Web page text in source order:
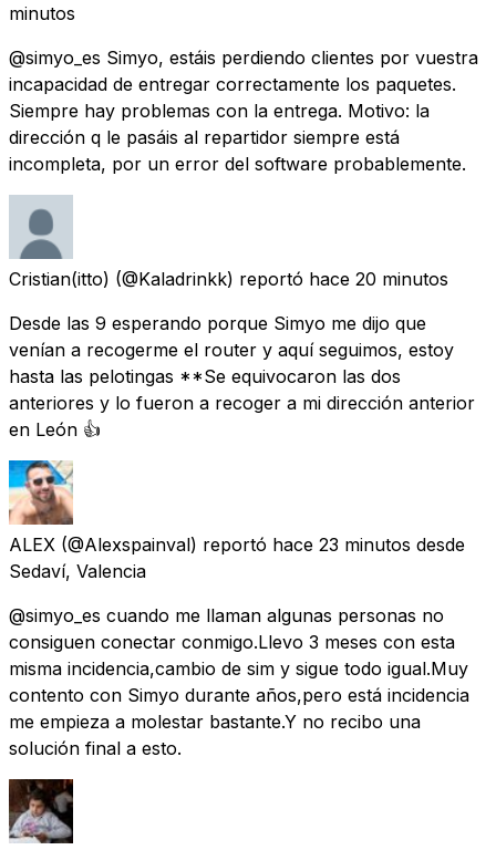
minutos
@simyo_es Simyo, estáis perdiendo clientes por vuestra
incapacidad de entregar correctamente los paquetes.
Siempre hay problemas con la entrega. Motivo: la
dirección q le pasáis al repartidor siempre está
incompleta, por un error del software probablemente.
Cristian(itto) (@Kaladrinkk) reportó hace 20 minutos
Desde las 9 esperando porque Simyo me dijo que
venían a recogerme el router y aquí seguimos, estoy
hasta las pelotingas **Se equivocaron las dos
anteriores y lo fueron a recoger a mi dirección anterior
en León 👍
ALEX (@Alexspainval) reportó hace 23 minutos desde
Sedaví, Valencia
@simyo_es cuando me llaman algunas personas no
consiguen conectar conmigo.Llevo 3 meses con esta
misma incidencia,cambio de sim y sigue todo igual.Muy
contento con Simyo durante años,pero está incidencia
me empieza a molestar bastante.Y no recibo una
solución final a esto.